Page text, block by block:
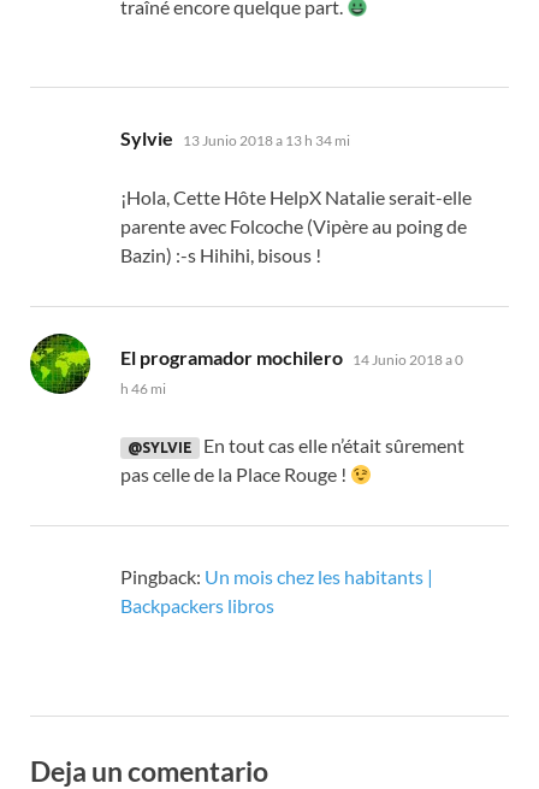
traîné encore quelque part.
Sylvie dice:
13 Junio 2018 a 13 h 34 mi
¡Hola,Cette Hôte HelpX Natalie serait-elle
parente avec Folcoche (Vipère au poing de
Bazin) :-s Hihihi, bisous !
El programador mochilero dice:
14 Junio 2018 a 0
h 46 mi
@SYLVIE
En tout cas elle n’était sûrement
pas celle de la Place Rouge !
Pingback: Un mois chez les habitants |
Backpackers libros
Deja un comentario